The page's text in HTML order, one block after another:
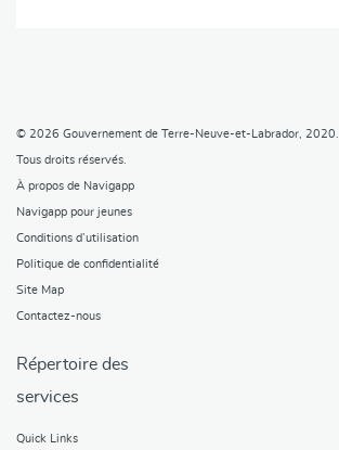
© 2026 Gouvernement de Terre-Neuve-et-Labrador, 2020.
Tous droits réservés.
À propos de Navigapp
Navigapp pour jeunes
Conditions d’utilisation
Politique de confidentialité
Site Map
Contactez-nous
Répertoire des
services
Quick Links